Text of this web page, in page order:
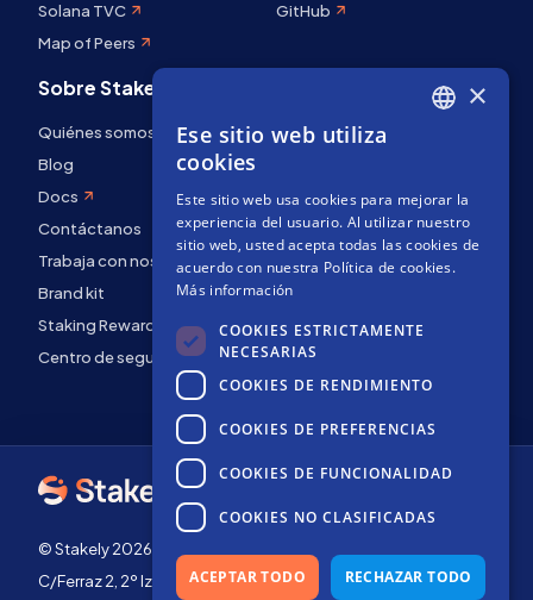
Solana TVC
Map of Peers
GitHub
Sobre Stakely
Quiénes somos
Blog
Docs
Contáctanos
Trabaja con nosotros
Brand kit
Staking Rewards
Centro de seguridad
© Stakely 2026 | Stakely, S.L. | NIF B72551682
C/Ferraz 2, 2º Izq, 28008, Madrid, España
FRENCH
×
Ese sitio web utiliza
cookies
Este sitio web usa cookies para mejorar la
experiencia del usuario. Al utilizar nuestro
sitio web, usted acepta todas las cookies de
acuerdo con nuestra Política de cookies.
Más información
COOKIES ESTRICTAMENTE
NECESARIAS
COOKIES DE RENDIMIENTO
COOKIES DE PREFERENCIAS
COOKIES DE FUNCIONALIDAD
COOKIES NO CLASIFICADAS
ACEPTAR TODO RECHAZAR TODO